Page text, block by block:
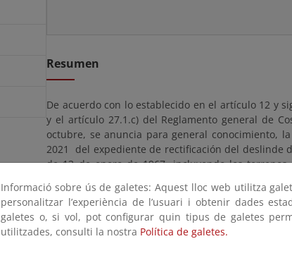
Resumen
De acuerdo con lo establecido en el artículo 12 y
y el artículo 27.1.c) del Reglamento general de
octubre, se anuncia para general conocimiento,
2021 del expediente de rectificación del deslinde
de 13 de enero de 1967, incluyendo los
Demarcación de Costas en Málaga), y el
con el fin de que, en el plazo de UN MES,
anuncio en el Boletín Oficial de la Provincia,
examinar el plano de delimitación provisional de
Informació sobre ús de galetes: Aquest lloc web utilitza
personalitzar l’experiència de l’usuari i obtenir dades
galetes o, si vol, pot configurar quin tipus de galetes
utilitzades, consulti la nostra Política de galetes.